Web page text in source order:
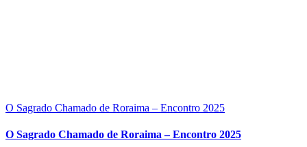
O Sagrado Chamado de Roraima – Encontro 2025
O Sagrado Chamado de Roraima – Encontro 2025